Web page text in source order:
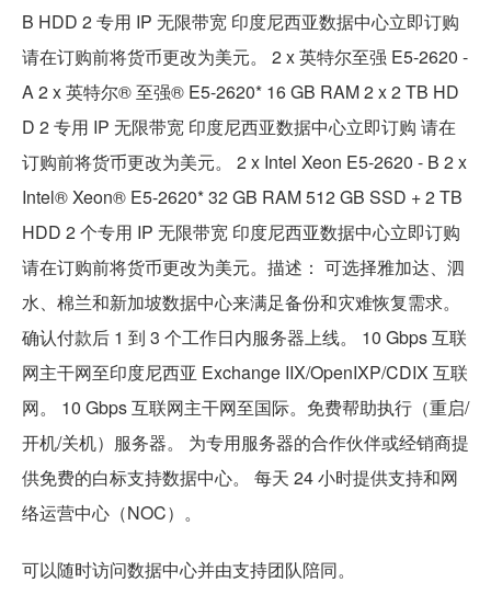
B HDD 2 专用 IP 无限带宽 印度尼西亚数据中心立即订购
请在订购前将货币更改为美元。 2 x 英特尔至强 E5-2620 -
A 2 x 英特尔® 至强® E5-2620* 16 GB RAM 2 x 2 TB HD
D 2 专用 IP 无限带宽 印度尼西亚数据中心立即订购 请在
订购前将货币更改为美元。 2 x Intel Xeon E5-2620 - B 2 x
Intel® Xeon® E5-2620* 32 GB RAM 512 GB SSD + 2 TB
HDD 2 个专用 IP 无限带宽 印度尼西亚数据中心立即订购
请在订购前将货币更改为美元。描述： 可选择雅加达、泗
水、棉兰和新加坡数据中心来满足备份和灾难恢复需求。
确认付款后 1 到 3 个工作日内服务器上线。 10 Gbps 互联
网主干网至印度尼西亚 Exchange IIX/OpenIXP/CDIX 互联
网。 10 Gbps 互联网主干网至国际。免费帮助执行（重启/
开机/关机）服务器。 为专用服务器的合作伙伴或经销商提
供免费的白标支持数据中心。 每天 24 小时提供支持和网
络运营中心（NOC）。
可以随时访问数据中心并由支持团队陪同。